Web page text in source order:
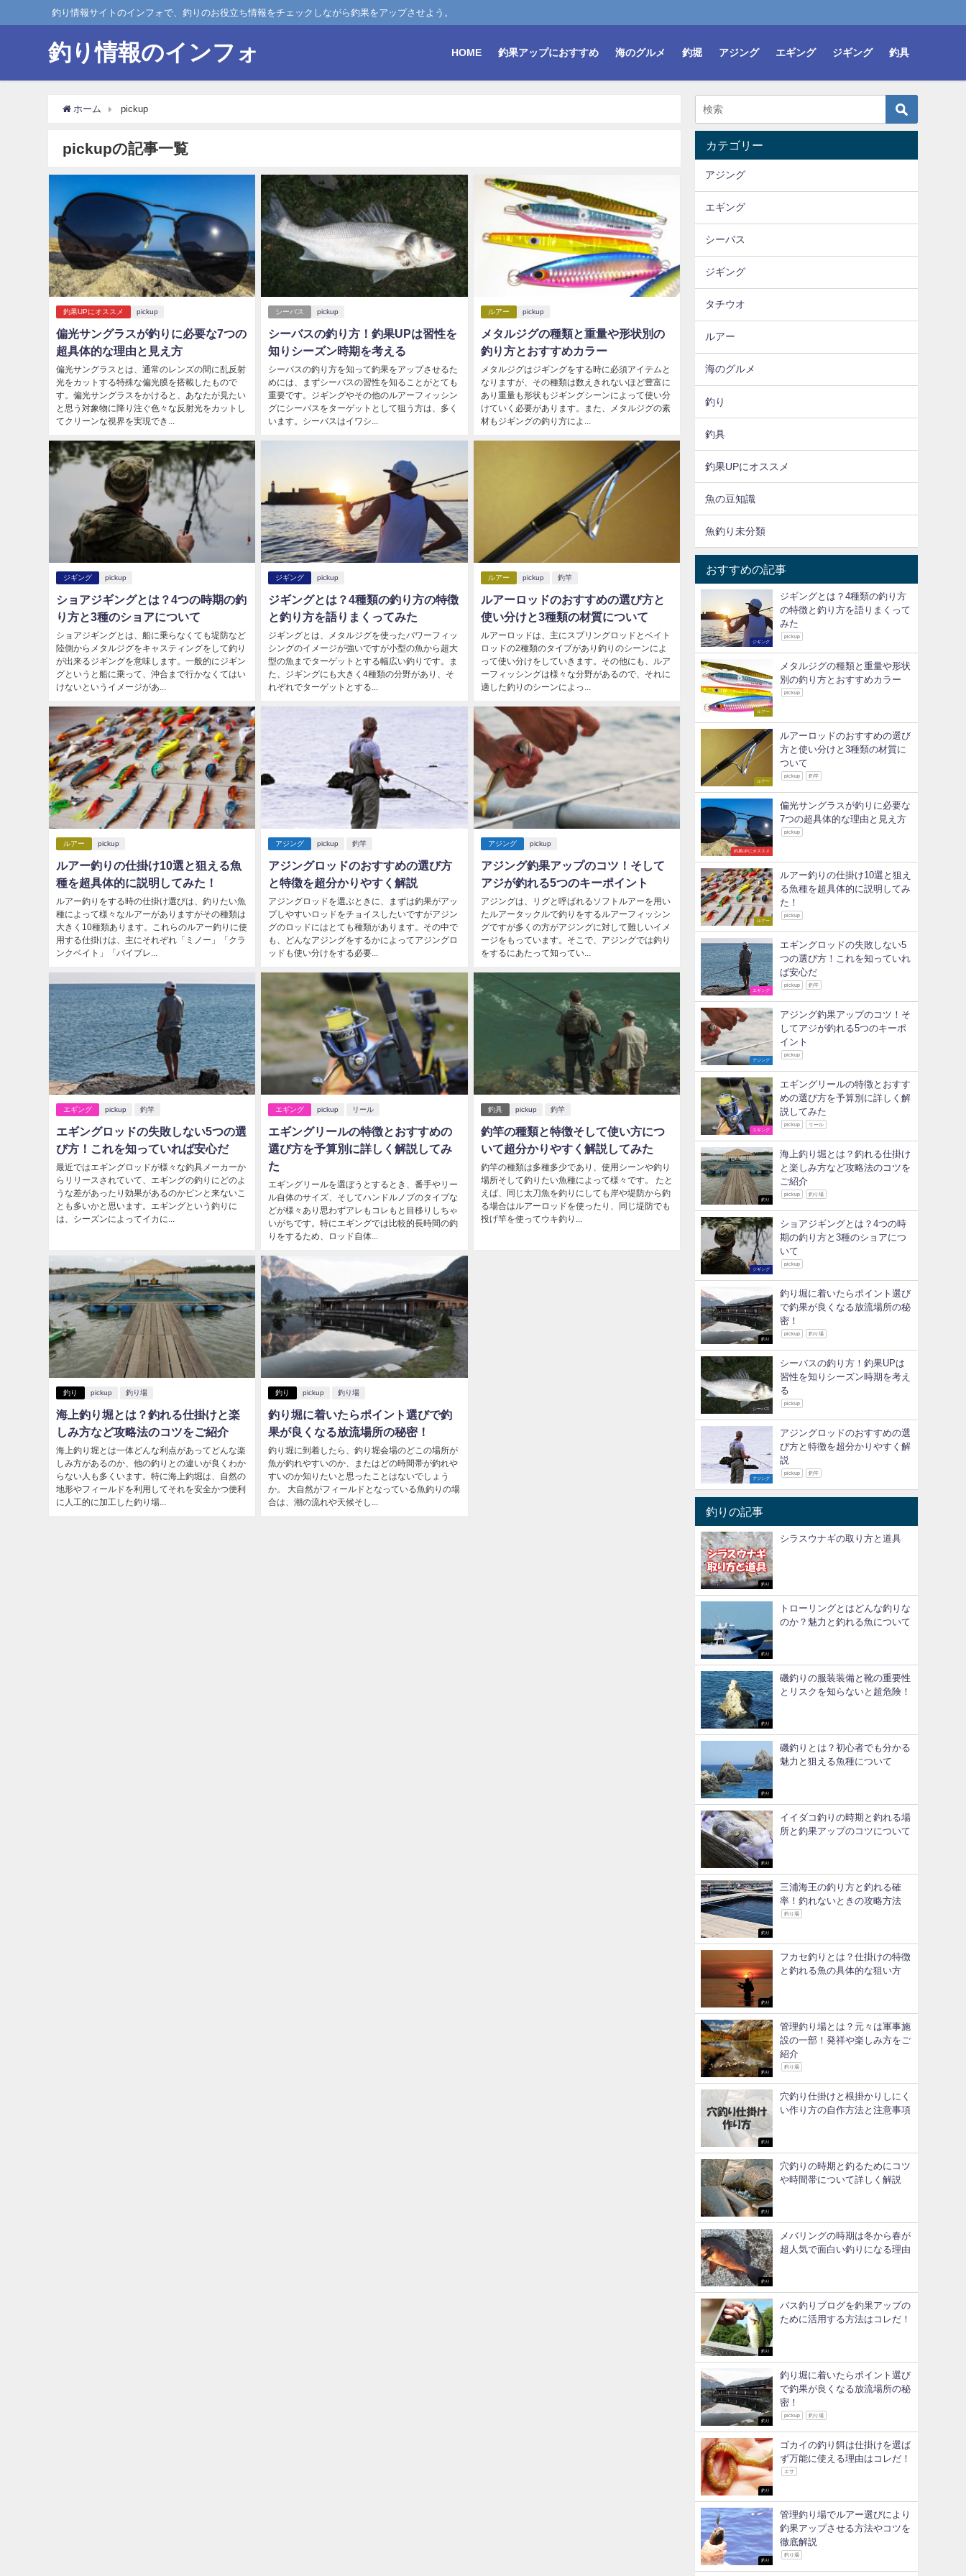
釣り情報サイトのインフォで、釣りのお役立ち情報をチェックしながら釣果をアップさせよう。
釣り情報のインフォ HOME 釣果アップにおすすめ 海のグルメ 釣堀 アジング エギング ジギング 釣具
ホーム pickup
pickupの記事一覧
釣果UPにオススメ pickup
偏光サングラスが釣りに必要な7つの
超具体的な理由と見え方
偏光サングラスとは、通常のレンズの間に乱反射
光をカットする特殊な偏光膜を搭載したもので
す。偏光サングラスをかけると、あなたが見たい
と思う対象物に降り注ぐ色々な反射光をカットし
てクリーンな視界を実現でき...
シーバス pickup
シーバスの釣り方！釣果UPは習性を
知りシーズン時期を考える
シーバスの釣り方を知って釣果をアップさせるた
めには、まずシーバスの習性を知ることがとても
重要です。ジギングやその他のルアーフィッシン
グにシーバスをターゲットとして狙う方は、多く
います。シーバスはイワシ...
ルアー pickup
メタルジグの種類と重量や形状別の
釣り方とおすすめカラー
メタルジグはジギングをする時に必須アイテムと
なりますが、その種類は数えきれないほど豊富に
あり重量も形状もジギングシーンによって使い分
けていく必要があります。また、メタルジグの素
材もジギングの釣り方によ...
ジギング pickup
ショアジギングとは？4つの時期の釣
り方と3種のショアについて
ショアジギングとは、船に乗らなくても堤防など
陸側からメタルジグをキャスティングをして釣り
が出来るジギングを意味します。一般的にジギン
グというと船に乗って、沖合まで行かなくてはい
けないというイメージがあ...
ジギング pickup
ジギングとは？4種類の釣り方の特徴
と釣り方を語りまくってみた
ジギングとは、メタルジグを使ったパワーフィッ
シングのイメージが強いですが小型の魚から超大
型の魚までターゲットとする幅広い釣りです。ま
た、ジギングにも大きく4種類の分野があり、そ
れぞれでターゲットとする...
ルアー pickup 釣竿
ルアーロッドのおすすめの選び方と
使い分けと3種類の材質について
ルアーロッドは、主にスプリングロッドとベイト
ロッドの2種類のタイプがあり釣りのシーンによ
って使い分けをしていきます。その他にも、ルア
ーフィッシングは様々な分野があるので、それに
適した釣りのシーンによっ...
ルアー pickup
ルアー釣りの仕掛け10選と狙える魚
種を超具体的に説明してみた！
ルアー釣りをする時の仕掛け選びは、釣りたい魚
種によって様々なルアーがありますがその種類は
大きく10種類あります。これらのルアー釣りに使
用する仕掛けは、主にそれぞれ「ミノー」「クラ
ンクベイト」「バイブレ...
アジング pickup 釣竿
アジングロッドのおすすめの選び方
と特徴を超分かりやすく解説
アジングロッドを選ぶときに、まずは釣果がアッ
プしやすいロッドをチョイスしたいですがアジン
グのロッドにはとても種類があります。その中で
も、どんなアジングをするかによってアジングロ
ッドも使い分けをする必要...
アジング pickup
アジング釣果アップのコツ！そして
アジが釣れる5つのキーポイント
アジングは、リグと呼ばれるソフトルアーを用い
たルアータックルで釣りをするルアーフィッシン
グですが多くの方がアジングに対して難しいイメ
ージをもっています。そこで、アジングでは釣り
をするにあたって知ってい...
エギング pickup 釣竿
エギングロッドの失敗しない5つの選
び方！これを知っていれば安心だ
最近ではエギングロッドが様々な釣具メーカーか
らリリースされていて、エギングの釣りにどのよ
うな差があったり効果があるのかピンと来ないこ
とも多いかと思います。エギングという釣りに
は、シーズンによってイカに...
エギング pickup リール
エギングリールの特徴とおすすめの
選び方を予算別に詳しく解説してみ
た
エギングリールを選ぼうとするとき、番手やリー
ル自体のサイズ、そしてハンドルノブのタイプな
どが様々あり思わずアレもコレもと目移りしちゃ
いがちです。特にエギングでは比較的長時間の釣
りをするため、ロッド自体...
釣具 pickup 釣竿
釣竿の種類と特徴そして使い方につ
いて超分かりやすく解説してみた
釣竿の種類は多種多少であり、使用シーンや釣り
場所そして釣りたい魚種によって様々です。 たと
えば、同じ太刀魚を釣りにしても岸や堤防から釣
る場合はルアーロッドを使ったり、同じ堤防でも
投げ竿を使ってウキ釣り...
釣り pickup 釣り場
海上釣り堀とは？釣れる仕掛けと楽
しみ方など攻略法のコツをご紹介
海上釣り堀とは一体どんな利点があってどんな楽
しみ方があるのか、他の釣りとの違いが良くわか
らない人も多くいます。特に海上釣堀は、自然の
地形やフィールドを利用してそれを安全かつ便利
に人工的に加工した釣り場...
釣り pickup 釣り場
釣り堀に着いたらポイント選びで釣
果が良くなる放流場所の秘密！
釣り堀に到着したら、釣り堀会場のどこの場所が
魚が釣れやすいのか、またはどの時間帯が釣れや
すいのか知りたいと思ったことはないでしょう
か。 大自然がフィールドとなっている魚釣りの場
合は、潮の流れや天候そし...
カテゴリー
アジング
エギング
シーバス
ジギング
タチウオ
ルアー
海のグルメ
釣り
釣具
釣果UPにオススメ
魚の豆知識
魚釣り未分類
おすすめの記事
ジギング
ジギングとは？4種類の釣り方
の特徴と釣り方を語りまくって
みた
pickup
ルアー
メタルジグの種類と重量や形状
別の釣り方とおすすめカラー
pickup
ルアー
ルアーロッドのおすすめの選び
方と使い分けと3種類の材質に
ついて
pickup 釣竿
釣果UPにオススメ
偏光サングラスが釣りに必要な
7つの超具体的な理由と見え方
pickup
ルアー
ルアー釣りの仕掛け10選と狙え
る魚種を超具体的に説明してみ
た！
pickup
エギング
エギングロッドの失敗しない5
つの選び方！これを知っていれ
ば安心だ
pickup 釣竿
アジング
アジング釣果アップのコツ！そ
してアジが釣れる5つのキーポ
イント
pickup
エギング
エギングリールの特徴とおすす
めの選び方を予算別に詳しく解
説してみた
pickup リール
釣り
海上釣り堀とは？釣れる仕掛け
と楽しみ方など攻略法のコツを
ご紹介
pickup 釣り場
ジギング
ショアジギングとは？4つの時
期の釣り方と3種のショアにつ
いて
pickup
釣り
釣り堀に着いたらポイント選び
で釣果が良くなる放流場所の秘
密！
pickup 釣り場
シーバス
シーバスの釣り方！釣果UPは
習性を知りシーズン時期を考え
る
pickup
アジング
アジングロッドのおすすめの選
び方と特徴を超分かりやすく解
説
pickup 釣竿
釣りの記事
釣り
シラスウナギの取り方と道具
釣り
トローリングとはどんな釣りな
のか？魅力と釣れる魚について
釣り
磯釣りの服装装備と靴の重要性
とリスクを知らないと超危険！
釣り
磯釣りとは？初心者でも分かる
魅力と狙える魚種について
釣り
イイダコ釣りの時期と釣れる場
所と釣果アップのコツについて
釣り
三浦海王の釣り方と釣れる確
率！釣れないときの攻略方法
釣り場
釣り
フカセ釣りとは？仕掛けの特徴
と釣れる魚の具体的な狙い方
釣り
管理釣り場とは？元々は軍事施
設の一部！発祥や楽しみ方をご
紹介
釣り場
釣り
穴釣り仕掛けと根掛かりしにく
い作り方の自作方法と注意事項
釣り
穴釣りの時期と釣るためにコツ
や時間帯について詳しく解説
釣り
メバリングの時期は冬から春が
超人気で面白い釣りになる理由
釣り
バス釣りブログを釣果アップの
ために活用する方法はコレだ！
釣り
釣り堀に着いたらポイント選び
で釣果が良くなる放流場所の秘
密！
pickup 釣り場
釣り
ゴカイの釣り餌は仕掛けを選ば
ず万能に使える理由はコレだ！
エサ
釣り
管理釣り場でルアー選びにより
釣果アップさせる方法やコツを
徹底解説
釣り場